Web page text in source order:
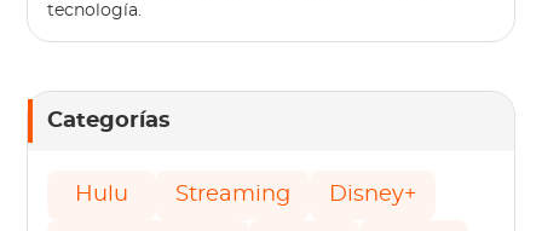
tecnología.
Categorías
Hulu Streaming Disney+